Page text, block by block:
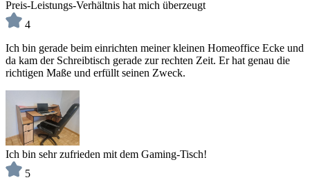
Preis-Leistungs-Verhältnis hat mich überzeugt
4
Ich bin gerade beim einrichten meiner kleinen Homeoffice Ecke und
da kam der Schreibtisch gerade zur rechten Zeit. Er hat genau die
richtigen Maße und erfüllt seinen Zweck.
Ich bin sehr zufrieden mit dem Gaming-Tisch!
5